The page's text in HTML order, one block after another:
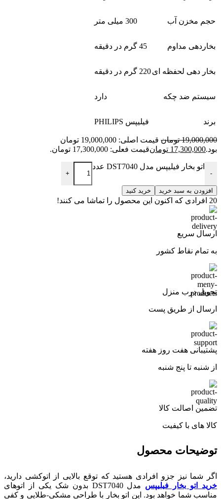
حجم مخزن آب 300 میلی متر
بخاردهی مداوم 45 گرم در دقیقه
بخار دهی لحفظه ای220 گرم در دقیقه
سیستم ضد چکه دارد
برند فیلیپس PHILIPS
19,000,000 تومان
قیمت اصلی: 19,000,000 تومان
بود.17,300,000 تومانقیمت فعلی: 17,300,000 تومان.
-
اتو بخار فیلیپس مدل DST7040 عدد
+
افزودن به سبد خرید خرید کنید
20 افرادی که اکنون این محصول را تماشا می کنند!
ارسال سریع
به تمام نقاط کشور
تحویل درب منزل
ارسال از طریق پست
پشتیبانی هفت روز هفته
از شنبه تا پنج شنبه
تضمین اصالت کالا
کالا های با کیفیت
توضیحات محصول
اگر شما نیز جزو افرادی هستید که توقع بالایی از اتوکشی دارید،
خرید اتو بخار فیلیپس
مدل DST7040 بدون شک یکی از اتوهای
مناسب شما خواهد بود. این اتو بخار با طراحی مشکی-طلایی و کفی